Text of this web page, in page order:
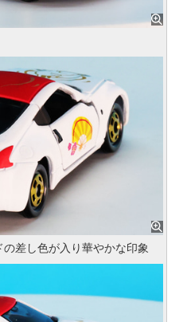
差し色が入り華やかな印象